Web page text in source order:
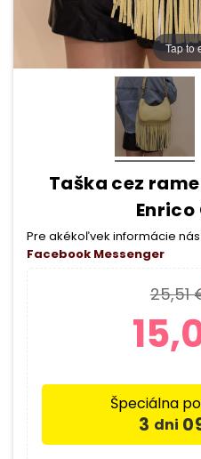
Tap to
Taška cez
Pre akékoľvek informácie
Facebook Messenger
25,51
Špeciálna
3 dni